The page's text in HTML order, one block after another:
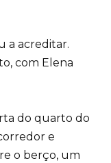
a acreditar.
com Elena
do quarto do
e
o berço, um